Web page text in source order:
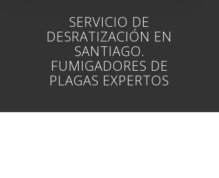
SERVICIO DE
DESRATIZACIÓN EN
SANTIAGO.
FUMIGADORES DE
PLAGAS EXPERTOS